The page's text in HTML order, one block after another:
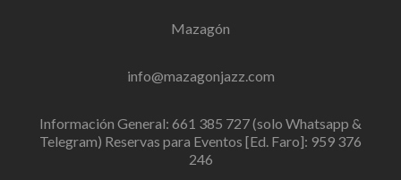
Mazagón
info@mazagonjazz.com
Información General: 661 385 727 (solo Whatsapp &
Telegram) Reservas para Eventos [Ed. Faro]: 959 376
246